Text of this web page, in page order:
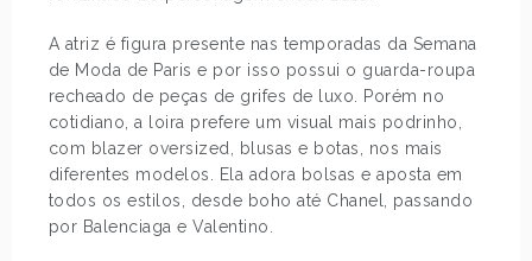
A atriz é figura presente nas temporadas da Semana
de Moda de Paris e por isso possui o guarda-roupa
recheado de peças de grifes de luxo. Porém no
cotidiano, a loira prefere um visual mais podrinho,
com blazer oversized, blusas e botas, nos mais
diferentes modelos. Ela adora bolsas e aposta em
todos os estilos, desde boho até Chanel, passando
por Balenciaga e Valentino.